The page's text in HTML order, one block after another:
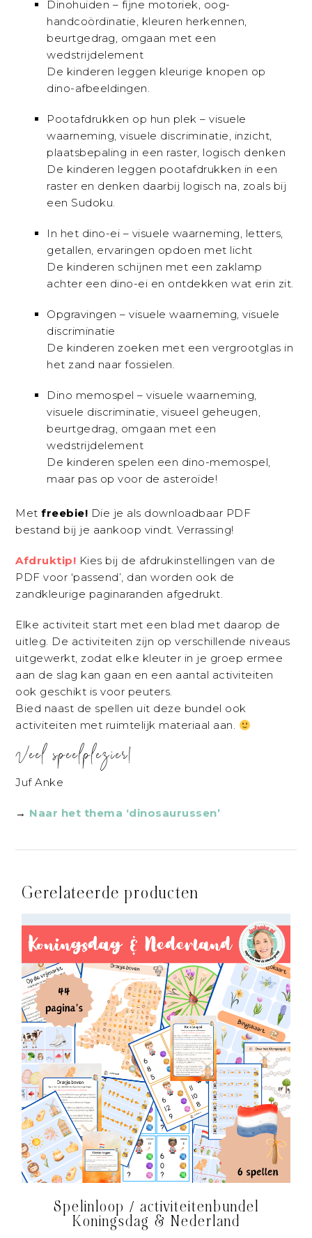
Dinohuiden – fijne motoriek, oog-
handcoördinatie, kleuren herkennen,
beurtgedrag, omgaan met een
wedstrijdelement
De kinderen leggen kleurige knopen op
dino-afbeeldingen.
Pootafdrukken op hun plek – visuele
waarneming, visuele discriminatie, inzicht,
plaatsbepaling in een raster, logisch denken
De kinderen leggen pootafdrukken in een
raster en denken daarbij logisch na, zoals bij
een Sudoku.
In het dino-ei – visuele waarneming, letters,
getallen, ervaringen opdoen met licht
De kinderen schijnen met een zaklamp
achter een dino-ei en ontdekken wat erin zit.
Opgravingen – visuele waarneming, visuele
discriminatie
De kinderen zoeken met een vergrootglas in
het zand naar fossielen.
Dino memospel – visuele waarneming,
visuele discriminatie, visueel geheugen,
beurtgedrag, omgaan met een
wedstrijdelement
De kinderen spelen een dino-memospel,
maar pas op voor de asteroïde!
Metfreebie! Die je als downloadbaar PDF
bestand bij je aankoop vindt. Verrassing!
Afdruktip! Kies bij de afdrukinstellingen van de
PDF voor ‘passend’, dan worden ook de
zandkleurige paginaranden afgedrukt.
Elke activiteit start met een blad met daarop de
uitleg. De activiteiten zijn op verschillende niveaus
uitgewerkt, zodat elke kleuter in je groep ermee
aan de slag kan gaan en een aantal activiteiten
ook geschikt is voor peuters.
Bied naast de spellen uit deze bundel ook
activiteiten met ruimtelijk materiaal aan.
Veel speelplezier!
Juf Anke
→ Naar het thema ‘dinosaurussen’
Gerelateerde producten
Spelinloop / activiteitenbundel
Koningsdag & Nederland